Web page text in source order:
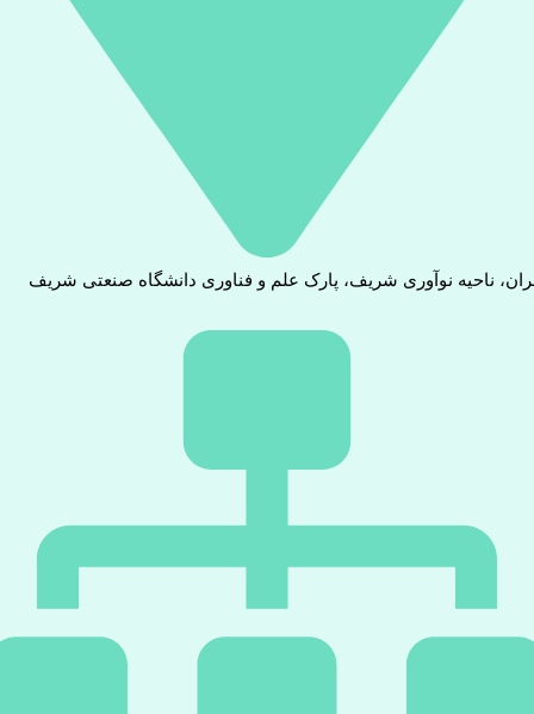
ناحیه نوآوری شریف، پارک علم و فناوری دانشگاه صنعتی شریف